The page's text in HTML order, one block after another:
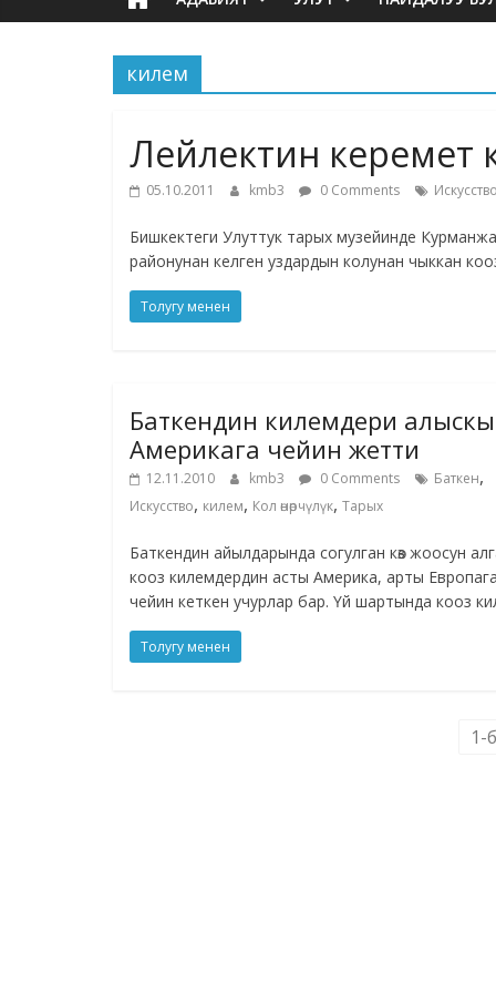
килем
Лейлектин керемет
05.10.2011 kmb3 0 Comments Искусство
Бишкектеги Улуттук тарых музейинде
районунан келген уздардын колунан чыккан кооз
Толугу менен
Баткендин килемдери алыскы
Америкага чейин жетти
12.11.2010 kmb3 0 Comments Баткен,
Искусство, килем, Кол өнөрчүлүк, Тарых
Баткендин айылдарында согулган көз жоосун
кооз килемдердин асты Америка, арты Европага
чейин кеткен учурлар бар. Үй шартында кооз
Толугу менен
1-